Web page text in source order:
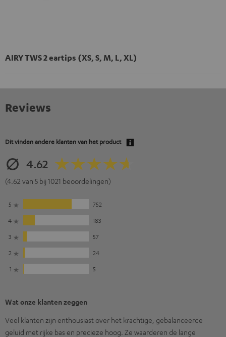
AIRY TWS 2 eartips (XS, S, M, L, XL)
Reviews
Dit vinden andere klanten van het product
4.62
(4.62 van 5 bij 1021 beoordelingen)
5
752
4
183
3
57
2
24
1
5
Wat onze klanten zeggen
Veel klanten zijn enthousiast over het krachtige, gebalanceerde
geluid met rijke bas en precieze hoog. Ze waarderen de lange